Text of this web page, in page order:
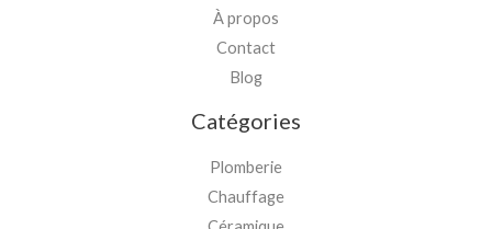
À propos
Contact
Blog
Catégories
Plomberie
Chauffage